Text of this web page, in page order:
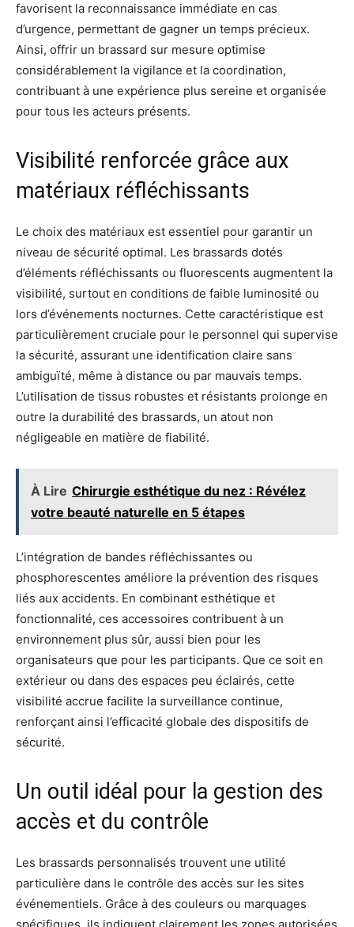
favorisent la reconnaissance immédiate en cas
d’urgence, permettant de gagner un temps précieux.
Ainsi, offrir un brassard sur mesure optimise
considérablement la vigilance et la coordination,
contribuant à une expérience plus sereine et organisée
pour tous les acteurs présents.
Visibilité renforcée grâce aux
matériaux réfléchissants
Le choix des matériaux est essentiel pour garantir un
niveau de sécurité optimal. Les brassards dotés
d’éléments réfléchissants ou fluorescents augmentent la
visibilité, surtout en conditions de faible luminosité ou
lors d’événements nocturnes. Cette caractéristique est
particulièrement cruciale pour le personnel qui supervise
la sécurité, assurant une identification claire sans
ambiguïté, même à distance ou par mauvais temps.
L’utilisation de tissus robustes et résistants prolonge en
outre la durabilité des brassards, un atout non
négligeable en matière de fiabilité.
À Lire Chirurgie esthétique du nez : Révélez
votre beauté naturelle en 5 étapes
L’intégration de bandes réfléchissantes ou
phosphorescentes améliore la prévention des risques
liés aux accidents. En combinant esthétique et
fonctionnalité, ces accessoires contribuent à un
environnement plus sûr, aussi bien pour les
organisateurs que pour les participants. Que ce soit en
extérieur ou dans des espaces peu éclairés, cette
visibilité accrue facilite la surveillance continue,
renforçant ainsi l’efficacité globale des dispositifs de
sécurité.
Un outil idéal pour la gestion des
accès et du contrôle
Les brassards personnalisés trouvent une utilité
particulière dans le contrôle des accès sur les sites
événementiels. Grâce à des couleurs ou marquages